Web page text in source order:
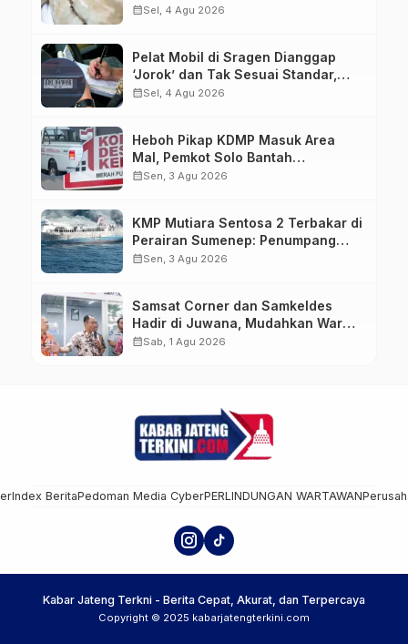
calendar_monthSel, 4 Agu 2026
Pelat Mobil di Sragen Dianggap
‘Jorok’ dan Tak Sesuai Standar,
Pengemudi Kena Tilang
calendar_monthSel, 4 Agu 2026
Heboh Pikap KDMP Masuk Area
Mal, Pemkot Solo Bantah
Kepemilikan Kendaraan
calendar_monthSen, 3 Agu 2026
KMP Mutiara Sentosa 2 Terbakar di
Perairan Sumenep: Penumpang
Lompat ke Laut, Evakuasi Dramatis
calendar_monthSen, 3 Agu 2026
Samsat Corner dan Samkeldes
Hadir di Juwana, Mudahkan Warga
Bayar Pajak Kendaraan
calendar_monthSab, 1 Agu 2026
Index BeritaPedoman Media CyberPERLINDUNGAN WARTAWAN
Kabar Jateng Terkni - Berita Cepat, Akurat, dan Terpercaya
Copyright © 2025 kabarjatengterkini.com